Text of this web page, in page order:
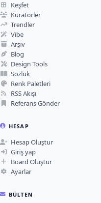
Keşfet
Küratörler
Trendler
Vibe
Arşiv
Blog
Design Tools
Sözlük
Renk Paletleri
RSS Akışı
Referans Gönder
HESAP
Hesap Oluştur
Giriş yap
Board Oluştur
Ayarlar
BÜLTEN